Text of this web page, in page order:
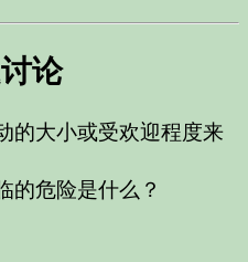
论
的大小或受欢迎程度来
的危险是什么？